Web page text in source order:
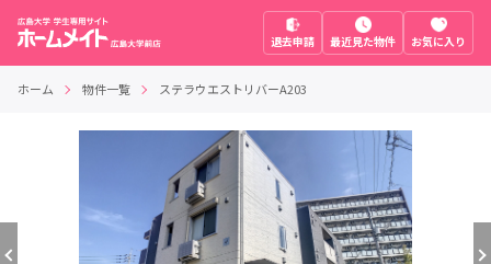
退去申請 最近見た物件 お気に入り
ホーム 物件一覧 ステラウエストリバーA203